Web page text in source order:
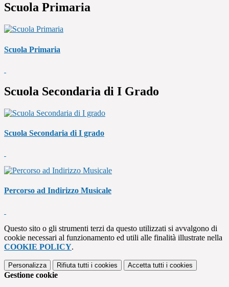
Scuola Primaria
Scuola Primaria
Scuola Secondaria di I Grado
Scuola Secondaria di I grado
Percorso ad Indirizzo Musicale
Questo sito o gli strumenti terzi da questo utilizzati si avvalgono di
cookie necessari al funzionamento ed utili alle finalità illustrate nella
COOKIE POLICY.
Personalizza Rifiuta tutti i cookies Accetta tutti i cookies
Gestione cookie